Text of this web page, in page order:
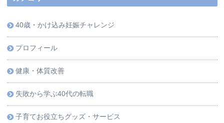
40歳・かけ込み妊娠チャレンジ
プロフィール
健康・体質改善
失敗から学ぶ40代の転職
子育てお役立ちグッズ・サービス